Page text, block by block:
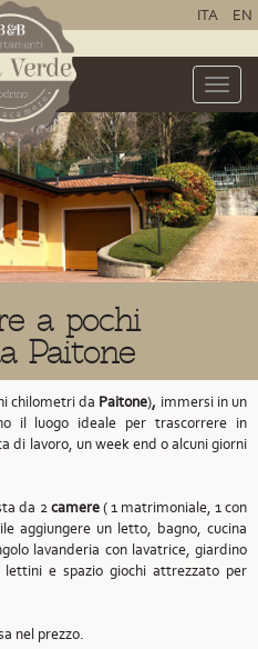
ITA EN
Toggle
a pochi
Paitone
chilometri da Paitone), immersi in un
il luogo ideale per trascorrere in
di lavoro, un week end o alcuni giorni
da 2camere( 1 matrimoniale, 1 con
aggiungere un letto, bagno, cucina
lavanderia con lavatrice, giardino
e spazio giochi attrezzato per
nel prezzo.